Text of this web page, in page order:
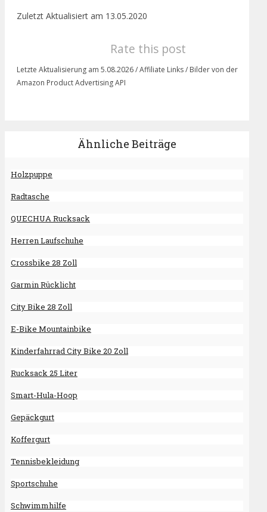
Zuletzt Aktualisiert am 13.05.2020
Rate this post
Letzte Aktualisierung am 5.08.2026 / Affiliate Links / Bilder von der
Amazon Product Advertising API
Ähnliche Beiträge
Holzpuppe
Radtasche
QUECHUA Rucksack
Herren Laufschuhe
Crossbike 28 Zoll
Garmin Rücklicht
City Bike 28 Zoll
E-Bike Mountainbike
Kinderfahrrad City Bike 20 Zoll
Rucksack 25 Liter
Smart-Hula-Hoop
Gepäckgurt
Koffergurt
Tennisbekleidung
Sportschuhe
Schwimmhilfe